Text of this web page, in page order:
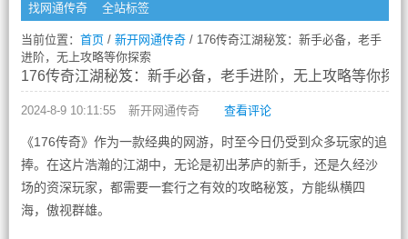
找网通传奇
全站标签
当前位置： 首页/ 新开网通传奇/ 176传奇江湖秘笈：新手必备，老手
进阶，无上攻略等你探索
176传奇江湖秘笈：新手必备，老手进阶，无上攻略等你探
2024-8-9 10:11:55 新开网通传奇 查看评论
《176传奇》作为一款经典的网游，时至今日仍受到众多玩家的追
捧。在这片浩瀚的江湖中，无论是初出茅庐的新手，还是久经沙
场的资深玩家，都需要一套行之有效的攻略秘笈，方能纵横四
海，傲视群雄。